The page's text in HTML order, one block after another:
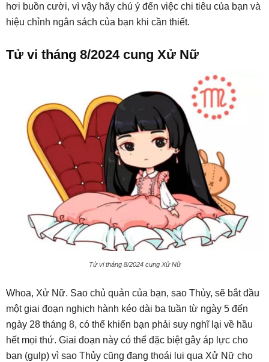
hơi buồn cười, vì vậy hãy chú ý đến việc chi tiêu của bạn và
hiệu chỉnh ngân sách của bạn khi cần thiết.
Tử vi tháng 8/2024 cung Xử Nữ
Tử vi tháng 8/2024 cung Xử Nữ
Whoa, Xử Nữ. Sao chủ quản của bạn, sao Thủy, sẽ bắt đầu
một giai đoạn nghịch hành kéo dài ba tuần từ ngày 5 đến
ngày 28 tháng 8, có thể khiến bạn phải suy nghĩ lại về hầu
hết mọi thứ. Giai đoạn này có thể đặc biệt gây áp lực cho
bạn (gulp) vì sao Thủy cũng đang thoái lui qua Xử Nữ cho